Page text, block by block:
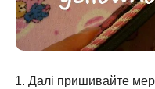
Далі пришивайте